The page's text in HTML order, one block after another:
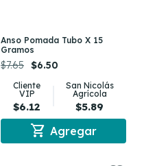
Anso Pomada Tubo X 15
Gramos
$7.65 $6.50
Cliente
VIP
$6.12
San Nicolás
Agrícola
$5.89
shopping_cart Agregar